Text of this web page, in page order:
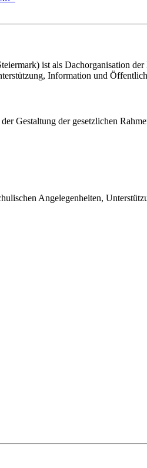
ist als Dachorganisation
Information und
Gestaltung der gesetzlichen
Angelegenheiten,